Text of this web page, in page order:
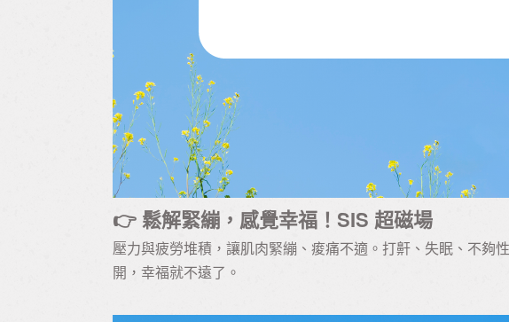
👉 鬆解緊繃，感覺幸福！SIS 超磁場
壓力與疲勞堆積，讓肌肉緊繃、痠痛不適。打鼾、失眠、不
開，幸福就不遠了。